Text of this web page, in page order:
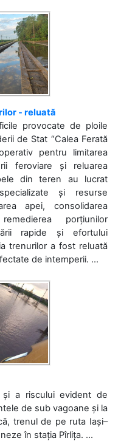
- reluată
provocate de ploile
de Stat “Calea Ferată
pentru limitarea
feroviare și reluarea
din teren au lucrat
și resurse
apei, consolidarea
porțiunilor
rapide și efortului
trenurilor a fost reluată
de intemperii. ...
și a riscului evident de
de sub vagoane și la
trenul de pe ruta Iași–
în stația Pîrlița. ...